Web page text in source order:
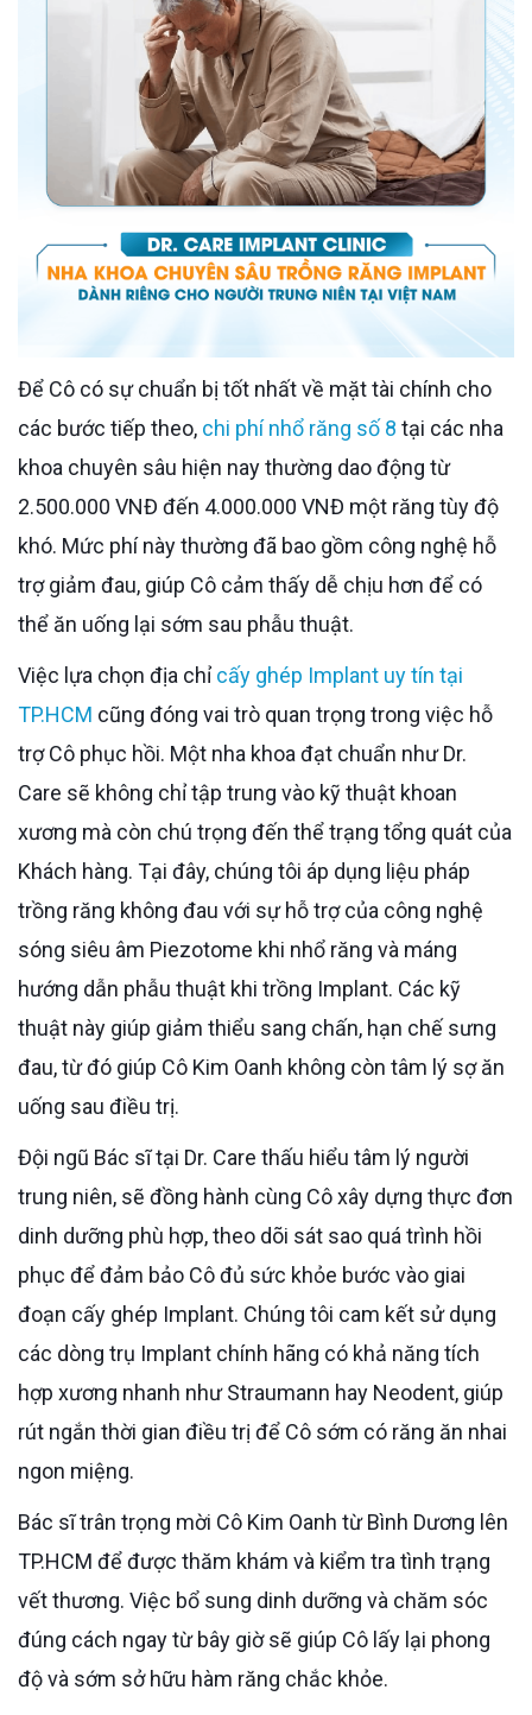
Để Cô có sự chuẩn bị tốt nhất về mặt tài chính cho
các bước tiếp theo, chi phí nhổ răng số 8 tại các nha
khoa chuyên sâu hiện nay thường dao động từ
2.500.000 VNĐ đến 4.000.000 VNĐ một răng tùy độ
khó. Mức phí này thường đã bao gồm công nghệ hỗ
trợ giảm đau, giúp Cô cảm thấy dễ chịu hơn để có
thể ăn uống lại sớm sau phẫu thuật.
Việc lựa chọn địa chỉ cấy ghép Implant uy tín tại
TP.HCM cũng đóng vai trò quan trọng trong việc hỗ
trợ Cô phục hồi. Một nha khoa đạt chuẩn như Dr.
Care sẽ không chỉ tập trung vào kỹ thuật khoan
xương mà còn chú trọng đến thể trạng tổng quát của
Khách hàng. Tại đây, chúng tôi áp dụng liệu pháp
trồng răng không đau với sự hỗ trợ của công nghệ
sóng siêu âm Piezotome khi nhổ răng và máng
hướng dẫn phẫu thuật khi trồng Implant. Các kỹ
thuật này giúp giảm thiểu sang chấn, hạn chế sưng
đau, từ đó giúp Cô Kim Oanh không còn tâm lý sợ ăn
uống sau điều trị.
Đội ngũ Bác sĩ tại Dr. Care thấu hiểu tâm lý người
trung niên, sẽ đồng hành cùng Cô xây dựng thực đơn
dinh dưỡng phù hợp, theo dõi sát sao quá trình hồi
phục để đảm bảo Cô đủ sức khỏe bước vào giai
đoạn cấy ghép Implant. Chúng tôi cam kết sử dụng
các dòng trụ Implant chính hãng có khả năng tích
hợp xương nhanh như Straumann hay Neodent, giúp
rút ngắn thời gian điều trị để Cô sớm có răng ăn nhai
ngon miệng.
Bác sĩ trân trọng mời Cô Kim Oanh từ Bình Dương lên
TP.HCM để được thăm khám và kiểm tra tình trạng
vết thương. Việc bổ sung dinh dưỡng và chăm sóc
đúng cách ngay từ bây giờ sẽ giúp Cô lấy lại phong
độ và sớm sở hữu hàm răng chắc khỏe.